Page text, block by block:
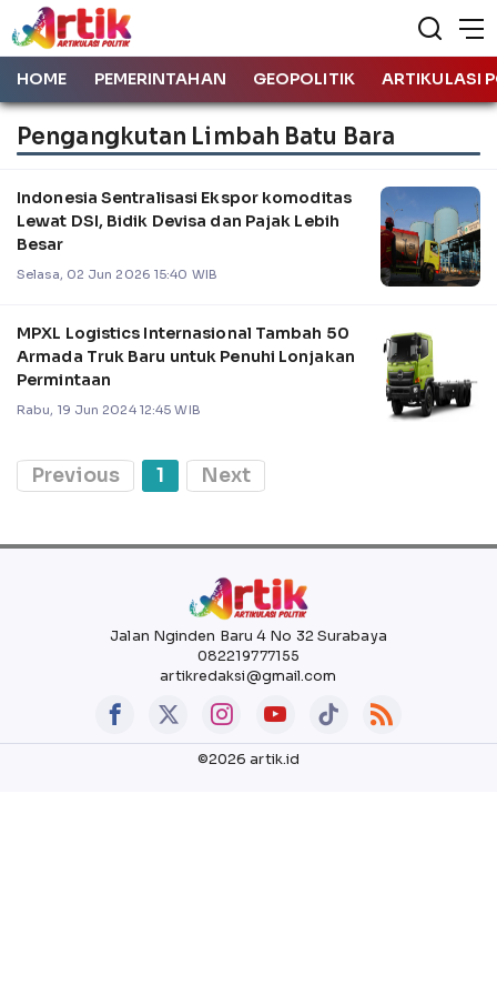
HOME PEMERINTAHAN GEOPOLITIK ARTIKULASI
Pengangkutan Limbah Batu Bara
Indonesia Sentralisasi Ekspor komoditas
Lewat DSI, Bidik Devisa dan Pajak Lebih
Besar
Selasa, 02 Jun 2026 15:40 WIB
MPXL Logistics Internasional Tambah 50
Armada Truk Baru untuk Penuhi Lonjakan
Permintaan
Rabu, 19 Jun 2024 12:45 WIB
Previous 1 Next
Jalan Nginden Baru 4 No 32 Surabaya
082219777155
artikredaksi@gmail.com
©2026 artik.id